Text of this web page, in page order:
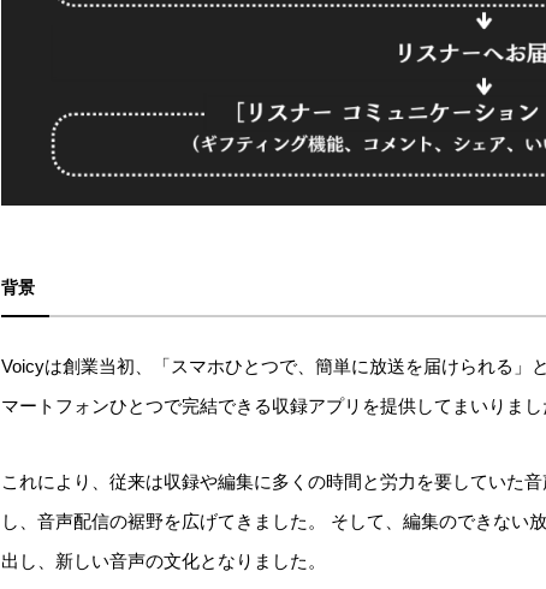
背景
Voicyは創業当初、「スマホひとつで、簡単に放送を届けられる」
マートフォンひとつで完結できる収録アプリを提供してまいりまし
これにより、従来は収録や編集に多くの時間と労力を要していた
し、音声配信の裾野を広げてきました。 そして、編集のできない
出し、新しい音声の文化となりました。